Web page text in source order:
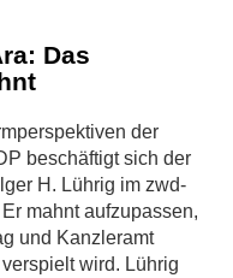
Das
der
beschäftigt sich der
H. Lührig im zwd-
mahnt aufzupassen,
und Kanzleramt
wird. Lührig